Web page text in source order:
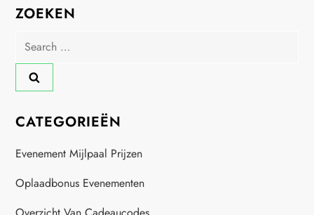
a
g
i
n
a
t
ZOEKEN
Search
for:
CATEGORIEËN
Evenement Mijlpaal Prijzen
Oplaadbonus Evenementen